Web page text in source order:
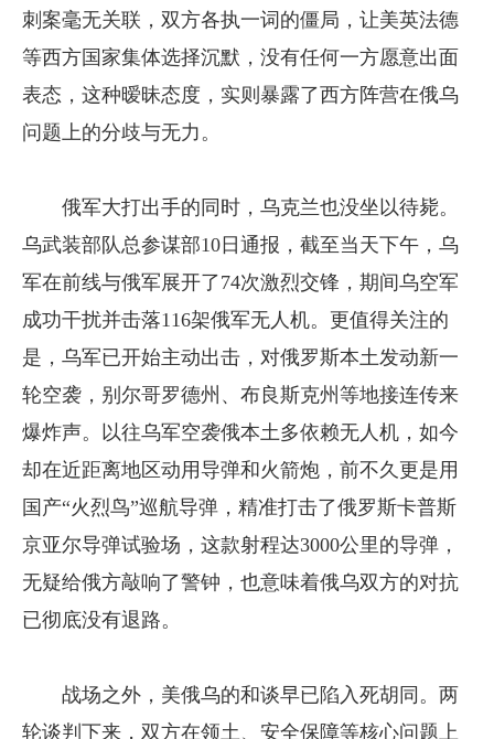
刺案毫无关联，双方各执一词的僵局，让美英法德
等西方国家集体选择沉默，没有任何一方愿意出面
表态，这种暧昧态度，实则暴露了西方阵营在俄乌
问题上的分歧与无力。
俄军大打出手的同时，乌克兰也没坐以待毙。
乌武装部队总参谋部10日通报，截至当天下午，乌
军在前线与俄军展开了74次激烈交锋，期间乌空军
成功干扰并击落116架俄军无人机。更值得关注的
是，乌军已开始主动出击，对俄罗斯本土发动新一
轮空袭，别尔哥罗德州、布良斯克州等地接连传来
爆炸声。以往乌军空袭俄本土多依赖无人机，如今
却在近距离地区动用导弹和火箭炮，前不久更是用
国产“火烈鸟”巡航导弹，精准打击了俄罗斯卡普斯
京亚尔导弹试验场，这款射程达3000公里的导弹，
无疑给俄方敲响了警钟，也意味着俄乌双方的对抗
已彻底没有退路。
战场之外，美俄乌的和谈早已陷入死胡同。两
轮谈判下来，双方在领土、安全保障等核心问题上